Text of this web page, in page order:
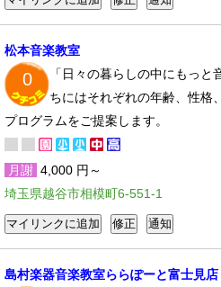
松本音楽教室
0
「日々の暮らしの中にもっと
ちにはそれぞれの年齢、性格
プログラムをご提案します。
月謝 4,000 円～
埼玉県越谷市相模町6-551-1
島村楽器音楽教室ららぽーと富士見店